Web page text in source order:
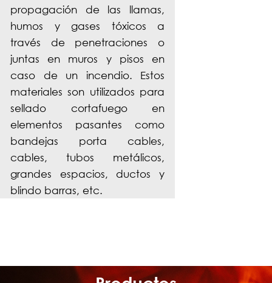
propagación de las llamas,
humos y gases tóxicos a
través de penetraciones o
juntas en muros y pisos en
caso de un incendio. Estos
materiales son utilizados para
sellado cortafuego en
elementos pasantes como
bandejas porta cables,
cables, tubos metálicos,
grandes espacios, ductos y
blindo barras, etc.